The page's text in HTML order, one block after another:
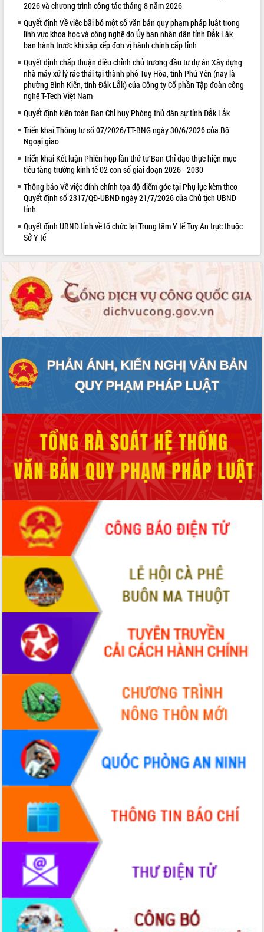
Khám bệnh, cấp phát thuốc miễn phí
và tặng quà người dân xã Cư Pui
Hội nghị UBND tỉnh Đắk Lắk thường kỳ
tháng 7/2026
Lễ truy tặng danh hiệu “Bà Mẹ Việt
Nam Anh hùng” và trao Huân chương
Lao động
UBND tỉnh Đắk Lắk triển khai nhiệm
vụ 6 tháng cuối năm 2026
Kỳ họp thứ Hai, Hội đồng nhân dân
tỉnh khóa XI quyết nghị nhiều nội dung
Bí thư Tỉnh ủy Lương Nguyễn Minh
Triết thăm, tặng quà người có công với
cách mạng
Rà soát, hoàn thiện hệ thống thiết chế
văn hóa, thể thao đáp ứng yêu cầu
phát triển mới
Thường trực HĐND tỉnh Đắk Lắk gặp
mặt Đoàn chuyên gia y tế TP. Hồ Chí
Minh
Lễ truy điệu và an táng hài cốt liệt sĩ
tại Nghĩa trang Liệt sĩ xã Sơn Hòa
Bàn giải pháp tháo gỡ khó khăn trong
xuất khẩu sầu riêng và triển khai quy
định EUDR
trường Nguyễn Hoàng Hiệp khảo sát
vùng trồng và doanh nghiệp đóng gói
sầu riêng tại Đắk Lắk
Trình diễn nghệ thuật chế biến các
Đắk Lắk công bố Quy hoạch và xúc
tiến đầu tư tỉnh
Ngành cá ngừ Đắk Lắk chủ động thích
ứng để giữ vững thị trường xuất khẩu
Diễn đàn Kinh tế tư nhân Việt Nam đột
phá cơ chế - Hợp tác công tư
Đề án 06 tạo bước ngoặt đột phá trong
cải cách hành chính tỉnh Đắk Lắk
Kết nối tour, đẩy mạnh chuyển đổi số
để phát triển du lịch Đắk Lắk
Khởi động Dự án Đầu tư xây dựng hạ
tầng kỹ thuật Cụm công nghiệp Tân
Gặp mặt các cơ quan báo chí nhân Kỷ
niệm 101 năm Ngày Báo chí Cách
mạng Việt Nam
Đắk Lắk sơ kết 4 năm triển khai thực
hiện Đề án 06 của Chính phủ
Họp báo thông tin về Hội nghị Công bố
Quy hoạch và Xúc tiến đầu tư tỉnh Đắk
Khơi thông điểm nghẽn, đẩy nhanh
giải ngân vốn khắc phục thiên tai
HĐND tỉnh thông qua điều chỉnh Quy
hoạch tỉnh thời kỳ 2021-2030
Hội thảo góp ý hồ sơ điều chỉnh quy
hoạch tỉnh Đắk Lắk thời kỳ 2021-2030,
tầm nhìn đến năm 2050
Nâng cao hiệu quả hoạt động của các
doanh nghiệp nhà nước
Hội nghị triển khai kết nối mạng
truyền số liệu chuyên dùng phục vụ cơ
Lễ phát động chuỗi hoạt động chung
tay làm sạch môi trường
Xã Ea Kar bước chuyển mình trong
công tác cải cách hành chính mô hình
mới
UBND tỉnh họp báo định kỳ tháng 4
năm 2026
ALBUM ẢNH
LIÊN KẾT WEB
2026 và chương trình công tác tháng 8 năm 2026
Quyết định Về việc bãi bỏ một số văn bản quy phạm pháp luật trong
lĩnh vực khoa học và công nghệ do Ủy ban nhân dân tỉnh Đắk Lắk
ban hành trước khi sắp xếp đơn vị hành chính cấp tỉnh
Quyết định chấp thuận điều chỉnh chủ trương đầu tư dự án Xây dựng
nhà máy xử lý rác thải tại thành phố Tuy Hòa, tỉnh Phú Yên (nay là
phường Bình Kiến, tỉnh Đắk Lắk) của Công ty Cổ phần Tập đoàn công
nghệ T-Tech Việt Nam
Quyết định kiện toàn Ban Chỉ huy Phòng thủ dân sự tỉnh Đắk Lắk
Triển khai Thông tư số 07/2026/TT-BNG ngày 30/6/2026 của Bộ
Ngoại giao
Triển khai Kết luận Phiên họp lần thứ tư Ban Chỉ đạo thực hiện mục
tiêu tăng trưởng kinh tế 02 con số giai đoạn 2026 - 2030
Thông báo Về việc đính chính tọa độ điểm góc tại Phụ lục kèm theo
Quyết định số 2317/QĐ-UBND ngày 21/7/2026 của Chủ tịch UBND
tỉnh
Quyết định UBND tỉnh về tổ chức lại Trung tâm Y tế Tuy An trực thuộc
Sở Y tế